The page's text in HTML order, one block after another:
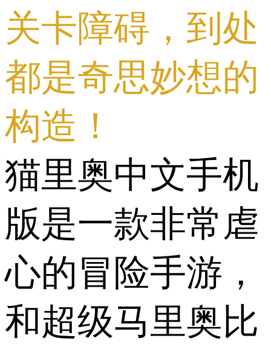
关卡障碍，到处
都是奇思妙想的
构造！
猫里奥中文手机
版是一款非常虐
心的冒险手游，
和超级马里奥比